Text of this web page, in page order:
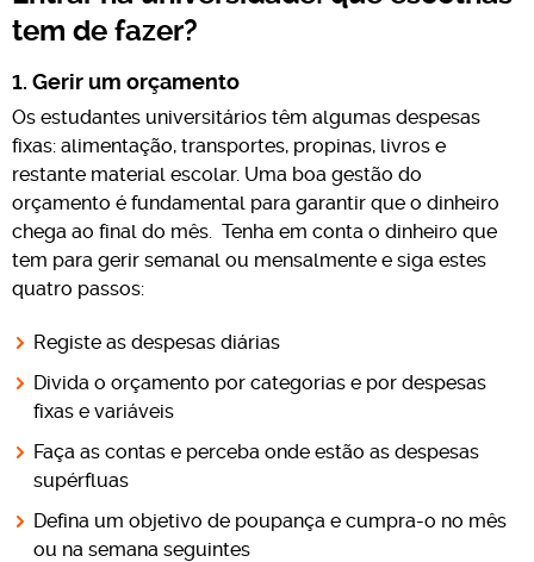
tem de fazer?
1. Gerir um orçamento
Os estudantes universitários têm algumas despesas
fixas: alimentação, transportes, propinas, livros e
restante material escolar. Uma boa gestão do
orçamento é fundamental para garantir que o dinheiro
chega ao final do mês. Tenha em conta o dinheiro que
tem para gerir semanal ou mensalmente e siga estes
quatro passos:
Registe as despesas diárias
Divida o orçamento por categorias e por despesas
fixas e variáveis
Faça as contas e perceba onde estão as despesas
supérfluas
Defina um objetivo de poupança e cumpra-o no mês
ou na semana seguintes